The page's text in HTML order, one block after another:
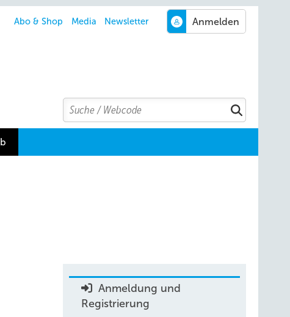
Abo & Shop Media Newsletter
Search
Suchen
Anmeldung und
Registrierung